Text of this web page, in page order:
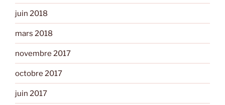
juin 2018
mars 2018
novembre 2017
octobre 2017
juin 2017